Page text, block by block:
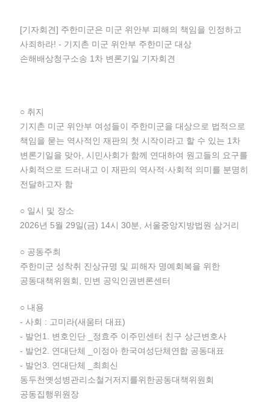
[기자회견] 주한미군은 미군 위안부 피해의 책임을 인정하고
사죄하라! - 기지촌 미군 위안부 주한미군 대상
손해배상청구소송 1차 변론기일 기자회견
○ 취지
기지촌 미군 위안부 여성들이 주한미군을 대상으로 법적으로
책임을 묻는 역사적인 재판의 첫 시작이라고 할 수 있는 1차
변론기일을 맞아, 시민사회가 함께 연대하여 원고들의 요구를
사회적으로 드러내고 이 재판의 역사적·사회적 의미를 분명히
전달하고자 함
○ 일시 및 장소
2026년 5월 29일(금) 14시 30분, 서울중앙지방법원 삼거리
○ 공동주최
주한미군 성착취 진상규명 및 피해자 명예회복을 위한
공동대책위원회, 민변 공익인권변론센터
○ 내용
- 사회 : 고미라(새움터 대표)
- 발언1. 변호인단 _정효주 이주민센터 친구 상근변호사
- 발언2. 연대단체 _이정아 한국여성단체연합 공동대표
- 발언3. 연대단체 _최희신
동두천옛성병관리소철거저지를위한공동대책위원회
공동집행위원장